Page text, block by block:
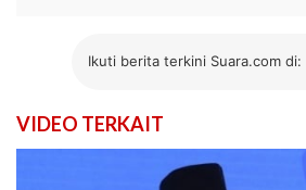
Ikuti berita terkini Suara.com di:
VIDEO TERKAIT